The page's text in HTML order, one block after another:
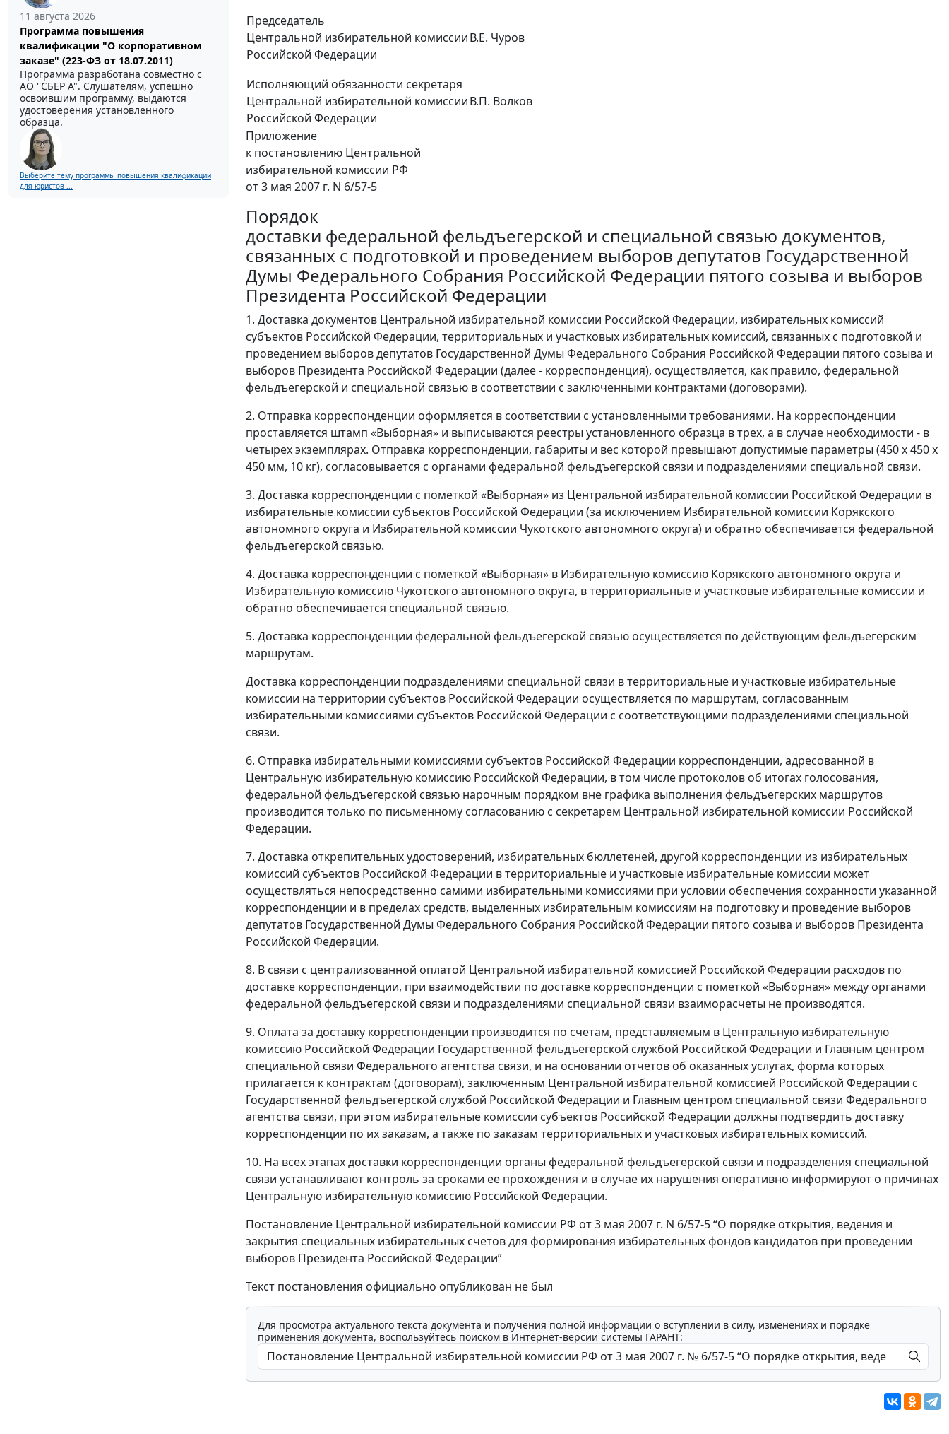
11 августа 2026
Программа повышения
квалификации "О корпоративном
заказе" (223-ФЗ от 18.07.2011)
Программа разработана совместно с
АО ''СБЕР А". Слушателям, успешно
освоившим программу, выдаются
удостоверения установленного
образца.
Выберите тему программы повышения квалификации
для юристов ...
Председатель
Центральной избирательной комиссии
Российской Федерации
В.Е. Чуров
Исполняющий обязанности секретаря
Центральной избирательной комиссии
Российской Федерации
В.П. Волков
Приложение
к постановлению Центральной
избирательной комиссии РФ
от 3 мая 2007 г. N 6/57-5
Порядок
доставки федеральной фельдъегерской и специальной связью документов,
связанных с подготовкой и проведением выборов депутатов Государственной
Думы Федерального Собрания Российской Федерации пятого созыва и выборов
Президента Российской Федерации
1. Доставка документов Центральной избирательной комиссии Российской Федерации, избирательных комиссий
субъектов Российской Федерации, территориальных и участковых избирательных комиссий, связанных с подготовкой и
проведением выборов депутатов Государственной Думы Федерального Собрания Российской Федерации пятого созыва и
выборов Президента Российской Федерации (далее - корреспонденция), осуществляется, как правило, федеральной
фельдъегерской и специальной связью в соответствии с заключенными контрактами (договорами).
2. Отправка корреспонденции оформляется в соответствии с установленными требованиями. На корреспонденции
проставляется штамп «Выборная» и выписываются реестры установленного образца в трех, а в случае необходимости - в
четырех экземплярах. Отправка корреспонденции, габариты и вес которой превышают допустимые параметры (450 х 450 х
450 мм, 10 кг), согласовывается с органами федеральной фельдъегерской связи и подразделениями специальной связи.
3. Доставка корреспонденции с пометкой «Выборная» из Центральной избирательной комиссии Российской Федерации в
избирательные комиссии субъектов Российской Федерации (за исключением Избирательной комиссии Корякского
автономного округа и Избирательной комиссии Чукотского автономного округа) и обратно обеспечивается федеральной
фельдъегерской связью.
4. Доставка корреспонденции с пометкой «Выборная» в Избирательную комиссию Корякского автономного округа и
Избирательную комиссию Чукотского автономного округа, в территориальные и участковые избирательные комиссии и
обратно обеспечивается специальной связью.
5. Доставка корреспонденции федеральной фельдъегерской связью осуществляется по действующим фельдъегерским
маршрутам.
Доставка корреспонденции подразделениями специальной связи в территориальные и участковые избирательные
комиссии на территории субъектов Российской Федерации осуществляется по маршрутам, согласованным
избирательными комиссиями субъектов Российской Федерации с соответствующими подразделениями специальной
связи.
6. Отправка избирательными комиссиями субъектов Российской Федерации корреспонденции, адресованной в
Центральную избирательную комиссию Российской Федерации, в том числе протоколов об итогах голосования,
федеральной фельдъегерской связью нарочным порядком вне графика выполнения фельдъегерских маршрутов
производится только по письменному согласованию с секретарем Центральной избирательной комиссии Российской
Федерации.
7. Доставка открепительных удостоверений, избирательных бюллетеней, другой корреспонденции из избирательных
комиссий субъектов Российской Федерации в территориальные и участковые избирательные комиссии может
осуществляться непосредственно самими избирательными комиссиями при условии обеспечения сохранности указанной
корреспонденции и в пределах средств, выделенных избирательным комиссиям на подготовку и проведение выборов
депутатов Государственной Думы Федерального Собрания Российской Федерации пятого созыва и выборов Президента
Российской Федерации.
8. В связи с централизованной оплатой Центральной избирательной комиссией Российской Федерации расходов по
доставке корреспонденции, при взаимодействии по доставке корреспонденции с пометкой «Выборная» между органами
федеральной фельдъегерской связи и подразделениями специальной связи взаиморасчеты не производятся.
9. Оплата за доставку корреспонденции производится по счетам, представляемым в Центральную избирательную
комиссию Российской Федерации Государственной фельдъегерской службой Российской Федерации и Главным центром
специальной связи Федерального агентства связи, и на основании отчетов об оказанных услугах, форма которых
прилагается к контрактам (договорам), заключенным Центральной избирательной комиссией Российской Федерации с
Государственной фельдъегерской службой Российской Федерации и Главным центром специальной связи Федерального
агентства связи, при этом избирательные комиссии субъектов Российской Федерации должны подтвердить доставку
корреспонденции по их заказам, а также по заказам территориальных и участковых избирательных комиссий.
10. На всех этапах доставки корреспонденции органы федеральной фельдъегерской связи и подразделения специальной
связи устанавливают контроль за сроками ее прохождения и в случае их нарушения оперативно информируют о причинах
Центральную избирательную комиссию Российской Федерации.
Постановление Центральной избирательной комиссии РФ от 3 мая 2007 г. N 6/57-5 “О порядке открытия, ведения и
закрытия специальных избирательных счетов для формирования избирательных фондов кандидатов при проведении
выборов Президента Российской Федерации”
Текст постановления официально опубликован не был
Для просмотра актуального текста документа и получения полной информации о вступлении в силу, изменениях и порядке
применения документа, воспользуйтесь поиском в Интернет-версии системы ГАРАНТ: